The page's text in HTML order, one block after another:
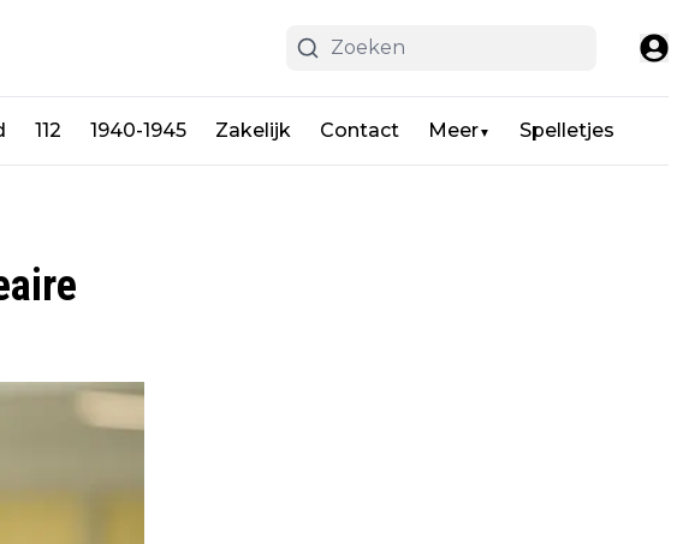
112 1940-1945 Zakelijk Contact Meer▼ Spelletjes